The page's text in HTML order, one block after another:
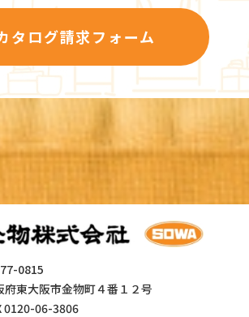
タログ請求フォーム
0815
府東大阪市金物町４番１２号
0120-06-3806